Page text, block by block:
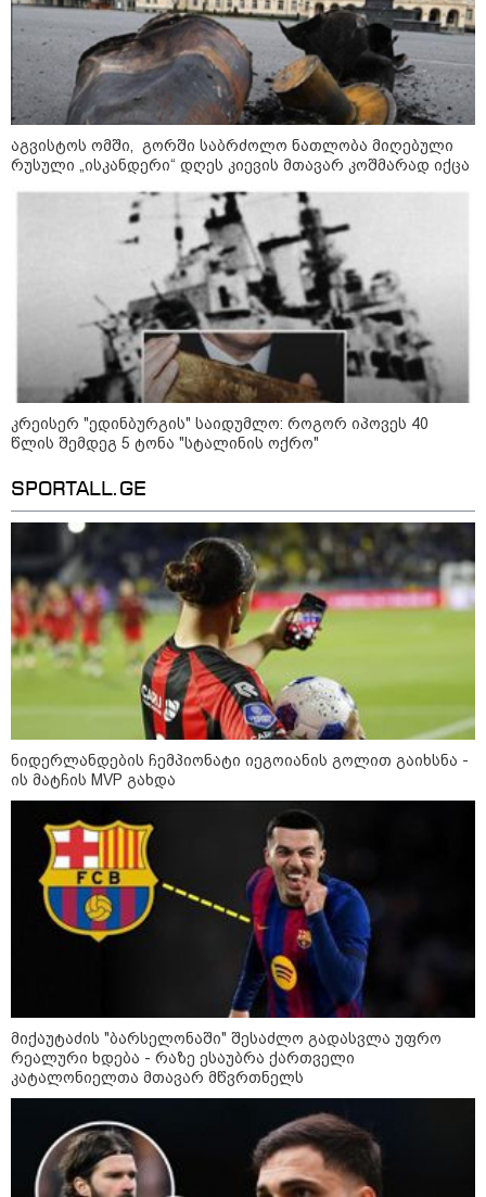
09:52 / 07-08-2026
"რაკეტები ჩვენც გვჭირდება" - დონალდ
ტრამპი უკრაინისთვის Patriot-ის
რაკეტების გაგზავნაზე
23:40 / 07-08-2026
იტალიამ ყველა ქალაქში
განგაშის წითელი დონე
გამოაცხადა
22:45 / 07-08-2026
14 წლის მოზარდმა საკუთარი
პაპა და ბებია მოკლა, შემდეგ კი
სკოლაში ცეცხლი გახსნა - რა
13:24 / 07-08-2026
ევროპაში საწვავის ფასები
მკვეთრად შეიცვალა - რომელ
ქვეყნებშია ბენზინი ყველაზე
ძვირი და ყველაზე იაფი
09:05 / 07-08-2026
მკვლელობა პირდაპირ ეთერში:
ცნობილ "ტიკტოკერს" ლაივის
დროს ესროლეს, ის ადგილზე
კატეგორიის ყველა სიახლე
2008 წლის რუსეთ-საქართველოს
ომის მე-18 წლისთავთან
დაკავშირებით ადმინისტრაციულ
შენობებზე სახელმწიფო დროშები
გიორგი ბარამიძე - ომის პირველ
დღეებში, ტყვეების გაცვლის, თუ
სხვა მძიმე პროცესების
აგვისტოს ომში, გორში საბრძოლო ნათლობა მიღებული
რუსული „ისკანდერი“ დღეს კიევის მთავარ კოშმარად იქცა
კრეისერ "ედინბურგის" საიდუმლო: როგორ იპოვეს 40
წლის შემდეგ 5 ტონა "სტალინის ოქრო"
SPORTALL.GE
ნიდერლანდების ჩემპიონატი იეგოიანის გოლით გაიხსნა -
ის მატჩის MVP გახდა
მიქაუტაძის "ბარსელონაში" შესაძლო გადასვლა უფრო
რეალური ხდება - რაზე ესაუბრა ქართველი
კატალონიელთა მთავარ მწვრთნელს